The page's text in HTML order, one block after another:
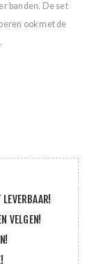
banden. De set
ook met de
VELGEN!